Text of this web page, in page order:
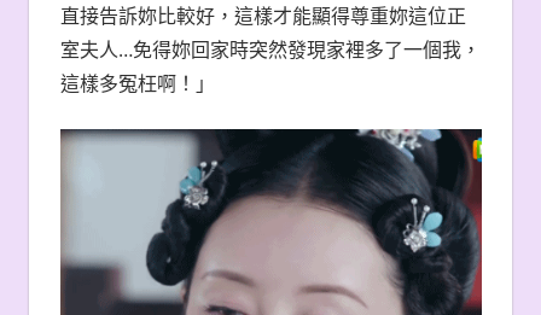
直接告訴妳比較好，這樣才能顯得尊重妳這位正
室夫人…免得妳回家時突然發現家裡多了一個我，
這樣多冤枉啊！」